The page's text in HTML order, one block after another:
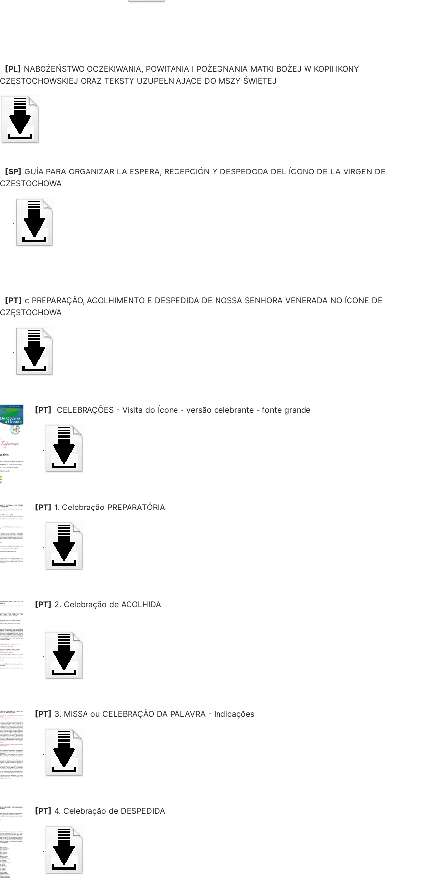
[PL] NABOŻEŃSTWO OCZEKIWANIA, POWITANIA I POŻEGNANIA MATKI BOŻEJ W KOPII IKONY
CZĘSTOCHOWSKIEJ ORAZ TEKSTY UZUPEŁNIAJĄCE DO MSZY ŚWIĘTEJ
[SP] GUÍA PARA ORGANIZAR LA ESPERA, RECEPCIÓN Y DESPEDODA DEL ÍCONO DE LA VIRGEN DE
CZESTOCHOWA
.
[PT] c PREPARAÇÃO, ACOLHIMENTO E DESPEDIDA DE NOSSA SENHORA VENERADA NO ÍCONE DE
CZĘSTOCHOWA
.
[PT] CELEBRAÇÕES - Visita do Ícone - versão celebrante - fonte grande
.
[PT] 1. Celebração PREPARATÓRIA
.
[PT] 2. Celebração de ACOLHIDA
.
[PT] 3. MISSA ou CELEBRAÇÃO DA PALAVRA - Indicações
.
[PT] 4. Celebração de DESPEDIDA
.